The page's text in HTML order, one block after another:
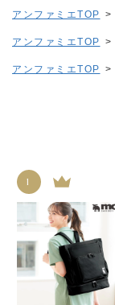
アンファミエTOP >
アンファミエTOP >
アンファミエTOP >
1